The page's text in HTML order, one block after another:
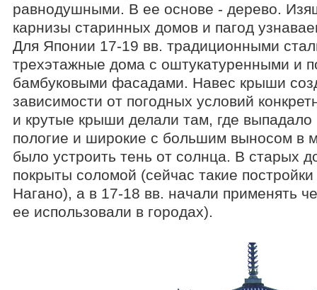
равнодушными. В ее основе - дерево.
карнизы старинных домов и пагод
Для Японии 17-19 вв. традиционными
трехэтажные дома с оштукатуренными и
бамбуковыми фасадами. Навес крыши
зависимости от погодных условий
и крутые крыши делали там, где выпадало
пологие и широкие с большим выносом в
было устроить тень от солнца. В старых
покрыты соломой (сейчас такие
Нагано), а в 17-18 вв. начали применять
ее использовали в городах).